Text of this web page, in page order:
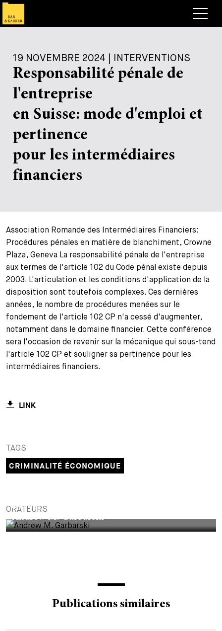
Competences
Deals, cas et actualités
Deals & Cases
Corporate News
Publications
Briefing
Publication
Interventions
À propos de nous
Carrières
Travailler chez nous
Stagiaires
Stagiaires de courte durée
Administration
Assistantes et assistants
Processus de candidature
Foire aux questions
Candidature spontanée
Votre carrière
Votre carrière chez nous
+
Contact
19 NOVEMBRE 2024 | INTERVENTIONS
Responsabilité pénale de
l'entreprise
en Suisse: mode d'emploi et
pertinence
pour les intermédiaires
financiers
Association Romande des Intermédiaires Financiers:
Procédures pénales en matière de blanchiment, Crowne
Plaza, Geneva La responsabilité pénale de l'entreprise
aux termes de l'article 102 du Code pénal existe depuis
2003. L'articulation et les conditions d'application de la
disposition sont toutefois complexes. Ces dernières
années, le nombre de procédures menées sur le
fondement de l'article 102 CP n'a cessé d'augmenter,
notamment dans le domaine financier. Cette conférence
sera l'occasion de revenir sur la mécanique qui sous-tend
l'article 102 CP et souligner sa pertinence pour les
intermédiaires financiers.
LINK
TAGS
CRIMINALITÉ ÉCONOMIQUE
ORATEURS
PARTNER
Andrew M. Garbarski
Publications similaires